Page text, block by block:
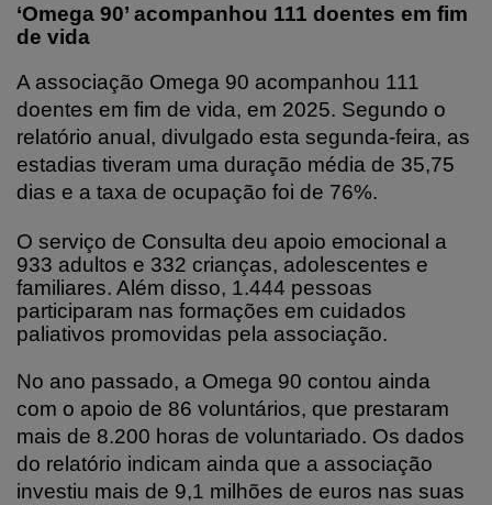
‘Omega 90’ acompanhou 111 doentes em fim
de vida
A associação Omega 90 acompanhou 111
doentes em fim de vida, em 2025. Segundo o
relatório anual, divulgado esta segunda-feira, as
estadias tiveram uma duração média de 35,75
dias e a taxa de ocupação foi de 76%.
O serviço de Consulta deu apoio emocional a
933 adultos e 332 crianças, adolescentes e
familiares. Além disso, 1.444 pessoas
participaram nas formações em cuidados
paliativos promovidas pela associação.
No ano passado, a Omega 90 contou ainda
com o apoio de 86 voluntários, que prestaram
mais de 8.200 horas de voluntariado. Os dados
do relatório indicam ainda que a associação
investiu mais de 9,1 milhões de euros nas suas